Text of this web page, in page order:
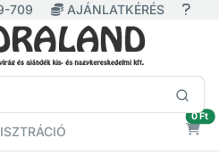
709 AJÁNLATKÉRÉS
0 Ft